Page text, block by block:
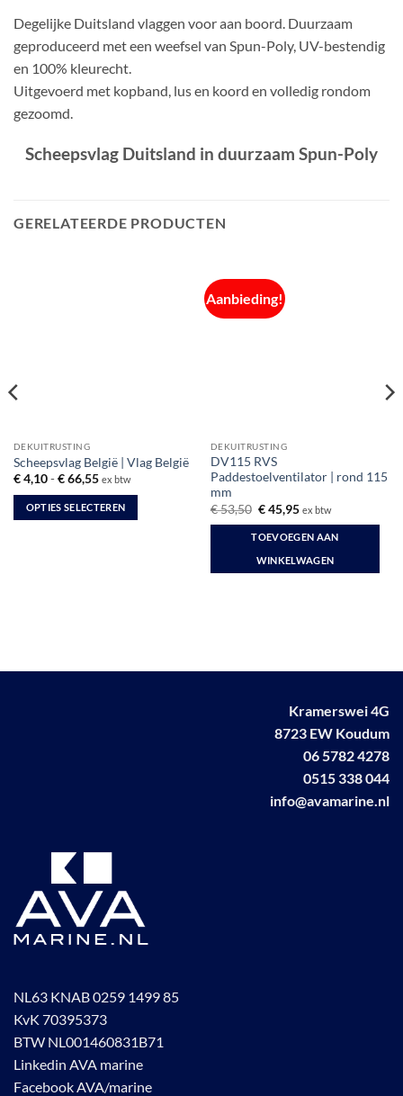
Degelijke Duitsland vlaggen voor aan boord. Duurzaam
geproduceerd met een weefsel van Spun-Poly, UV-bestendig
en 100% kleurecht.
Uitgevoerd met kopband, lus en koord en volledig rondom
gezoomd.
Scheepsvlag Duitsland in duurzaam Spun-Poly
GERELATEERDE PRODUCTEN
DEKUITRUSTING
Scheepsvlag België | Vlag België
€4,10 - €66,55Prijsklasse:
tot
€ 66,55
ex btw
OPTIES SELECTEREN
Aanbieding!
DEKUITRUSTING
DV115 RVS
Paddestoelventilator | rond 115
mm
€53,50 Oorspronkelijke
was:
€ 53,50.
€45,95Huidige
is:
€ 45,95.
ex btw
TOEVOEGEN AAN
WINKELWAGEN
Kramerswei 4G
8723 EW Koudum
06 5782 4278
0515 338 044
info@avamarine.nl
NL63 KNAB 0259 1499 85
KvK 70395373
BTW NL001460831B71
Linkedin AVA marine
Facebook AVA/marine